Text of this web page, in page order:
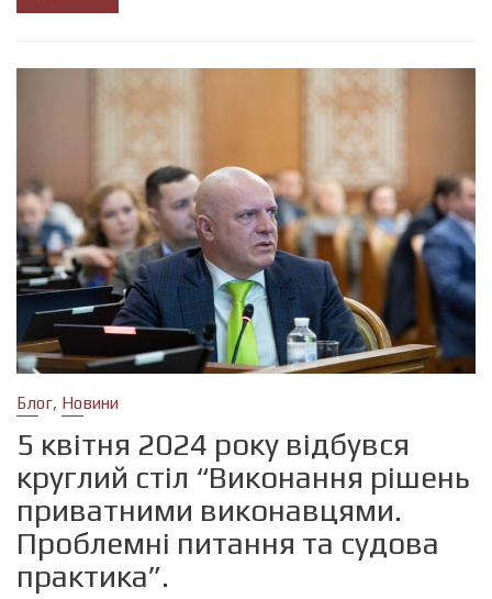
Блог, Новини
5 квітня 2024 року відбувся
круглий стіл “Виконання рішень
приватними виконавцями.
Проблемні питання та судова
практика”.